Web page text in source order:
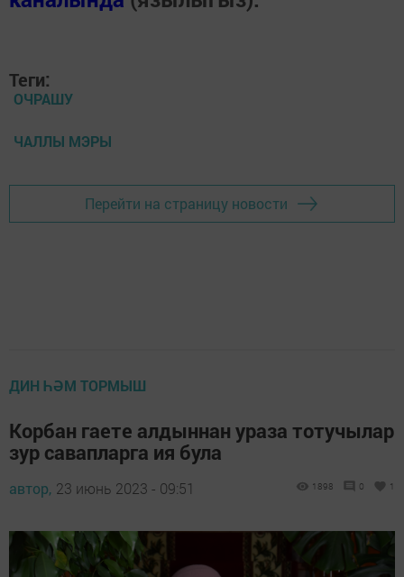
Теги:
ОЧРАШУ
ЧАЛЛЫ МЭРЫ
Перейти на страницу новости
ДИН ҺӘМ ТОРМЫШ
Корбан гаете алдыннан ураза тотучылар
зур савапларга ия була
автор, 23 июнь 2023 - 09:51 1898 0 1